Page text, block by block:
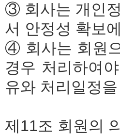
③ 회사는 개인
서 안정성 확보
④ 회사는 회원
경우 처리하여
유와 처리일정
제11조 회원의